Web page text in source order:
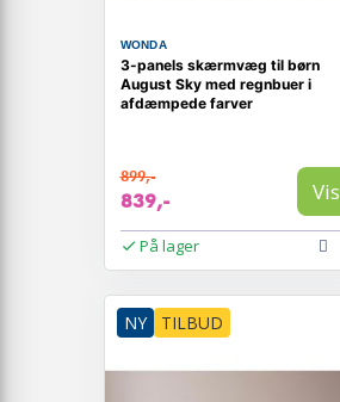
WONDA
3-panels skærmvæg til børn
August Sky med regnbuer i
afdæmpede farver
899,-
839,- Vis
På lager
NY TILBUD